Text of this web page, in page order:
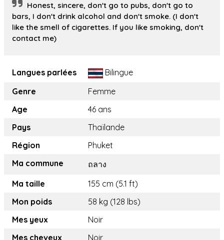
Honest, sincere, don't go to pubs, don't go to
bars, I don't drink alcohol and don't smoke. (I don't
like the smell of cigarettes. If you like smoking, don't
contact me)
Langues parlées
Bilingue
Genre
Femme
Age
46 ans
Pays
Thaïlande
Région
Phuket
Ma commune
ถลาง
Ma taille
155 cm (5.1 ft)
Mon poids
58 kg (128 lbs)
Mes yeux
Noir
Mes cheveux
Noir